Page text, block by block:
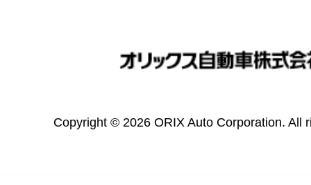
Copyright © 2026 ORIX Auto Corporation. All